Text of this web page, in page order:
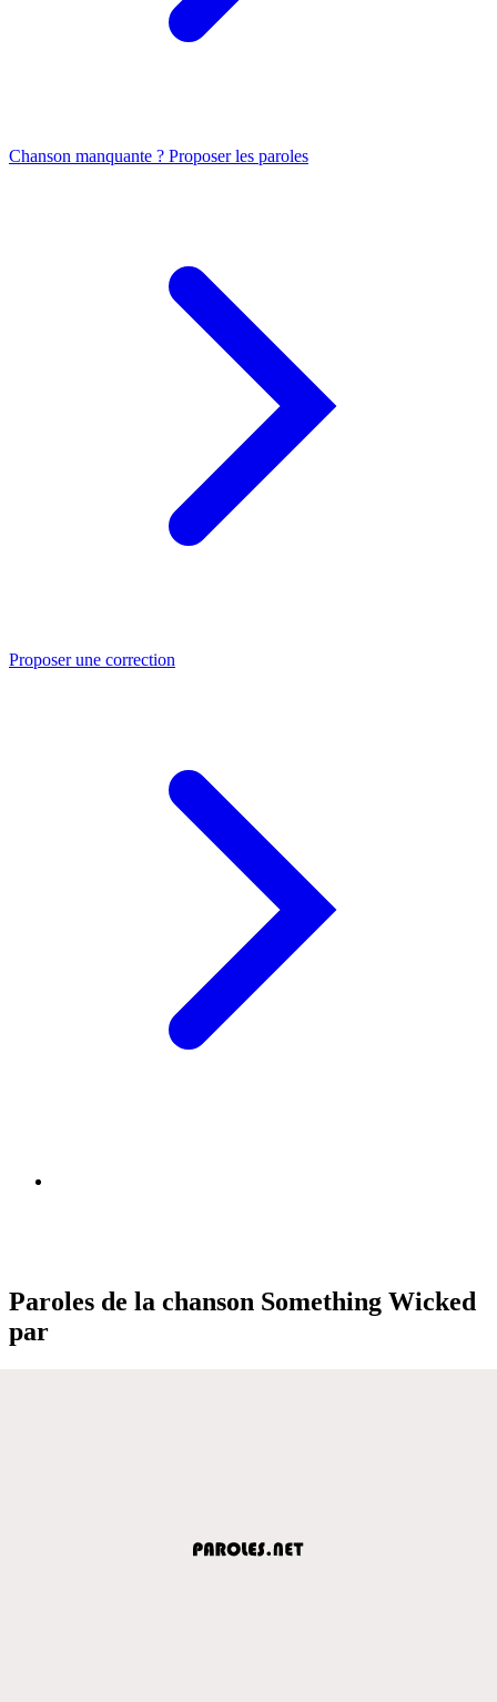
Chanson manquante ? Proposer les paroles
Proposer une correction
Paroles de la chanson Something Wicked
par